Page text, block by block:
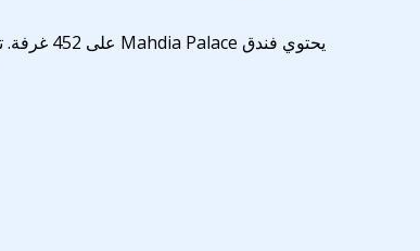
يحتوي فندق Mahdia Palace على 452 غرفة. تم تجهيز جميع غرف الفندق بطريقة تضمن لسكان الفندق راحة لا تضاهى.